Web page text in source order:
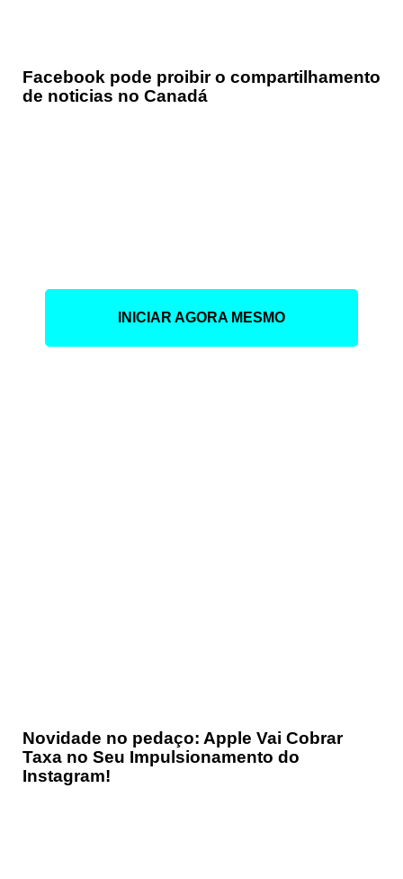
Facebook pode proibir o compartilhamento
de noticias no Canadá
INICIAR AGORA MESMO
Novidade no pedaço: Apple Vai Cobrar
Taxa no Seu Impulsionamento do
Instagram!